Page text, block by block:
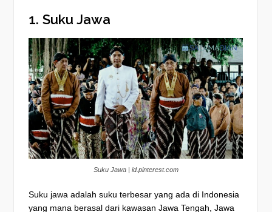
1. Suku Jawa
Suku Jawa | id.pinterest.com
Suku jawa adalah suku terbesar yang ada di Indonesia
yang mana berasal dari kawasan Jawa Tengah, Jawa